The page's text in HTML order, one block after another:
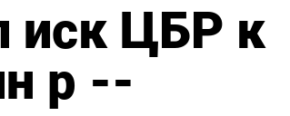
иск ЦБР к
р --